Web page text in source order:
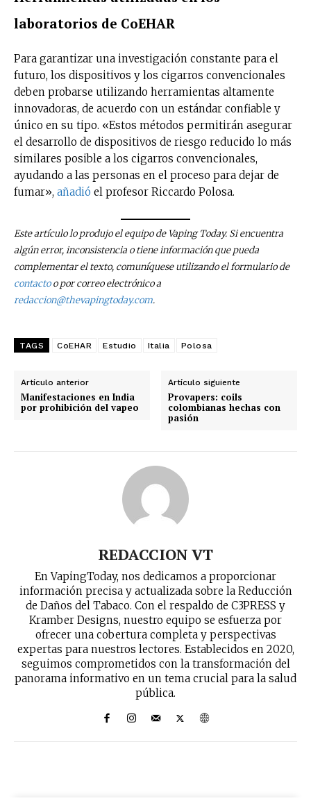
No te pierdas de las
últimas noticias
Suscríbete a nuestro boletín diario y
recibe todas las noticias del vapeo y la
reducción de daños en tu correo
laboratorios de CoEHAR
Para garantizar una investigación constante para el
futuro, los dispositivos y los cigarros convencionales
deben probarse utilizando herramientas altamente
innovadoras, de acuerdo con un estándar confiable y
único en su tipo. «Estos métodos permitirán asegurar
el desarrollo de dispositivos de riesgo reducido lo más
similares posible a los cigarros convencionales,
ayudando a las personas en el proceso para dejar de
fumar», añadió el profesor Riccardo Polosa.
Este artículo lo produjo el equipo de Vaping Today. Si encuentra
algún error, inconsistencia o tiene información que pueda
complementar el texto, comuníquese utilizando el formulario de
contactoo por correo electrónico a
redaccion@thevapingtoday.com.
TAGS CoEHAR Estudio Italia Polosa
Artículo anterior
Manifestaciones en India
por prohibición del vapeo
Artículo siguiente
Provapers: coils
colombianas hechas con
pasión
REDACCION VT
En VapingToday, nos dedicamos a proporcionar
información precisa y actualizada sobre la Reducción
de Daños del Tabaco. Con el respaldo de C3PRESS y
Kramber Designs, nuestro equipo se esfuerza por
ofrecer una cobertura completa y perspectivas
expertas para nuestros lectores. Establecidos en 2020,
seguimos comprometidos con la transformación del
panorama informativo en un tema crucial para la salud
pública.